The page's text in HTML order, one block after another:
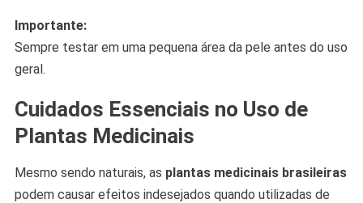
Importante:
Sempre testar em uma pequena área da pele antes do uso
geral.
Cuidados Essenciais no Uso de
Plantas Medicinais
Mesmo sendo naturais, as plantas medicinais brasileiras
podem causar efeitos indesejados quando utilizadas de